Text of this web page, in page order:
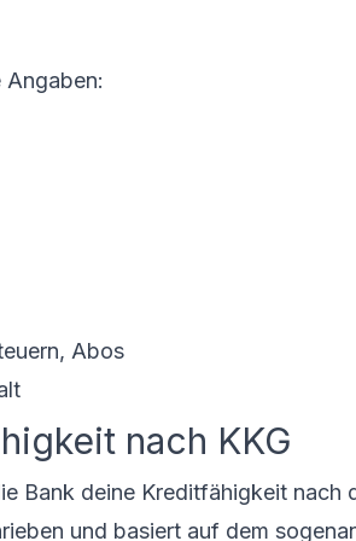
Abos
nach KKG
Bank deine Kreditfähigkeit nach
und basiert auf dem